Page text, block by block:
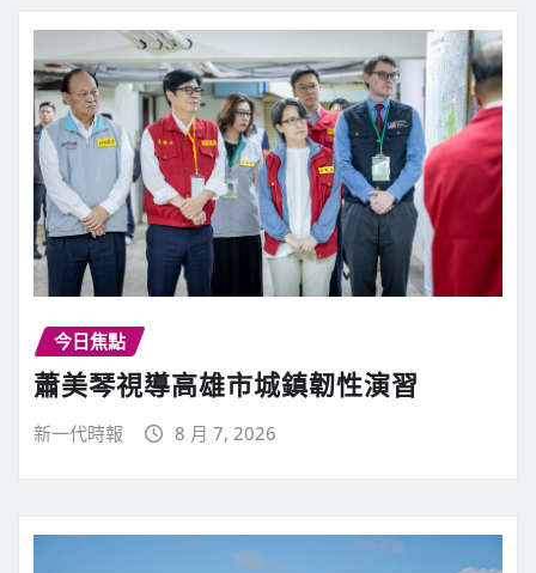
今日焦點
蕭美琴視導高雄市城鎮韌性演習
新一代時報 8 月 7, 2026